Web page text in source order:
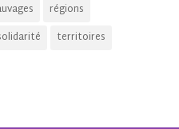
régions
territoires